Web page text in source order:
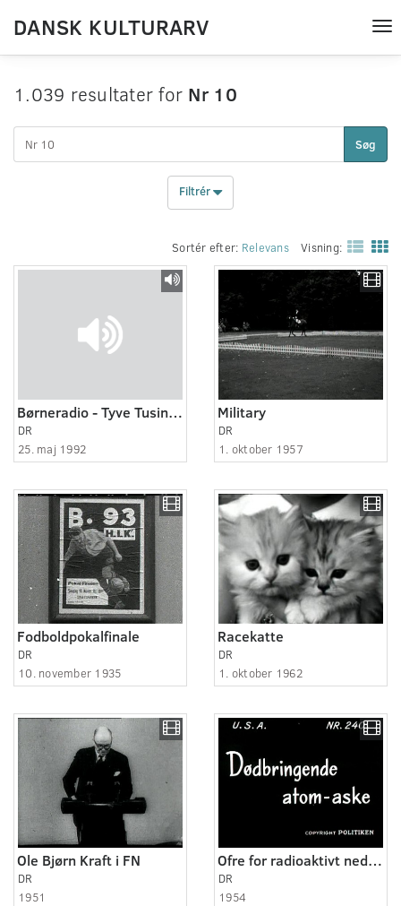
DANSK KULTURARV
1.039 resultater for Nr 10
Søg
Filtrér
Sortér efter: Relevans Visning:
Børneradio - Tyve Tusind Lydår 10:22
DR
25. maj 1992
Military
DR
1. oktober 1957
Fodboldpokalfinale
DR
10. november 1935
Racekatte
DR
1. oktober 1962
Ole Bjørn Kraft i FN
DR
1951
Ofre for radioaktivt nedfald
DR
1954